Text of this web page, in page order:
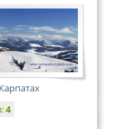
4